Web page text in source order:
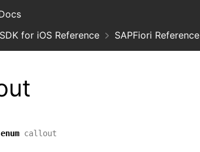
for iOS Reference
SAPFiori Reference
enum callout